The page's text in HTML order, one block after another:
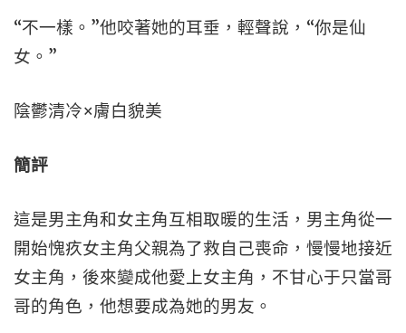
“不一樣。”他咬著她的耳垂，輕聲說，“你是仙
女。”
陰鬱清冷×膚白貌美
簡評
這是男主角和女主角互相取暖的生活，男主角從一
開始愧疚女主角父親為了救自己喪命，慢慢地接近
女主角，後來變成他愛上女主角，不甘心于只當哥
哥的角色，他想要成為她的男友。